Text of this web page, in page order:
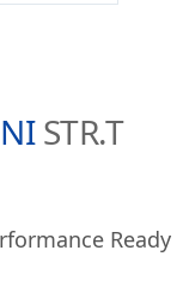
STR.T
Ready